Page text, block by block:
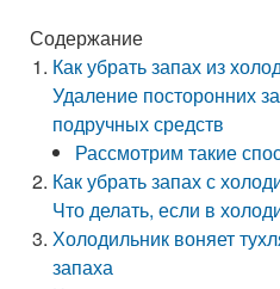
Содержание
Как убрать запах из
Удаление посторонних
подручных средств
Рассмотрим такие
Как убрать запах с
Что делать, если в
Холодильник воняет
запаха